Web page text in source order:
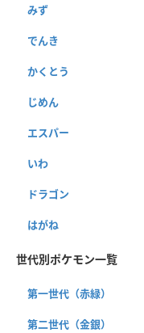
みず
でんき
かくとう
じめん
エスパー
いわ
ドラゴン
はがね
世代別ポケモン一覧
第一世代（赤緑）
第二世代（金銀）